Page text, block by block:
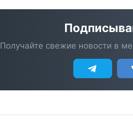
Получайте свежие новости в